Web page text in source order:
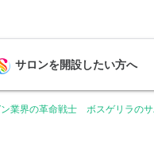
サロンを開設したい方へ
ン業界の革命戦士 ボスゲリラの